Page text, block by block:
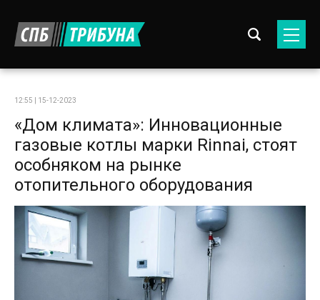
12:55 | 15-12-2023
«Дом климата»: Инновационные
газовые котлы марки Rinnai, стоят
особняком на рынке
отопительного оборудования